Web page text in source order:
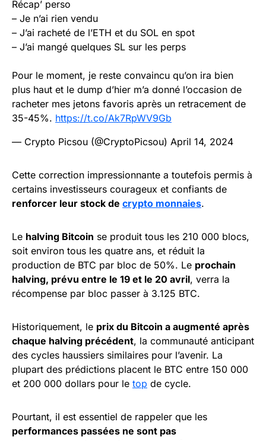
Récap’ perso
– Je n’ai rien vendu
– J’ai racheté de l’ETH et du SOL en spot
– J’ai mangé quelques SL sur les perps
Pour le moment, je reste convaincu qu’on ira bien
plus haut et le dump d’hier m’a donné l’occasion de
racheter mes jetons favoris après un retracement de
35-45%. https://t.co/Ak7RpWV9Gb
— Crypto Picsou (@CryptoPicsou) April 14, 2024
Cette correction impressionnante a toutefois permis à
certains investisseurs courageux et confiants de
renforcer leur stock de crypto monnaies.
Le halving Bitcoin se produit tous les 210 000 blocs,
soit environ tous les quatre ans, et réduit la
production de BTC par bloc de 50%. Le prochain
halving, prévu entre le 19 et le 20 avril, verra la
récompense par bloc passer à 3.125 BTC.
Historiquement, le prix du Bitcoin a augmenté après
chaque halving précédent, la communauté anticipant
des cycles haussiers similaires pour l’avenir. La
plupart des prédictions placent le BTC entre 150 000
et 200 000 dollars pour le top de cycle.
Pourtant, il est essentiel de rappeler que les
performances passées ne sont pas